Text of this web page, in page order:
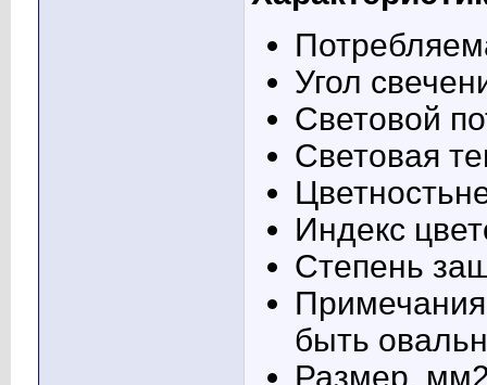
Угол
Световой
Световая
Индекс
Степень
быть
Размер,